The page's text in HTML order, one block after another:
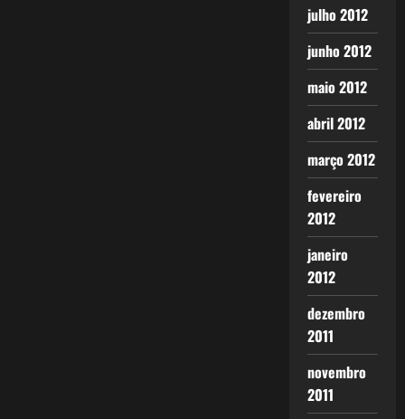
julho 2012
junho 2012
maio 2012
abril 2012
março 2012
fevereiro
2012
janeiro
2012
dezembro
2011
novembro
2011